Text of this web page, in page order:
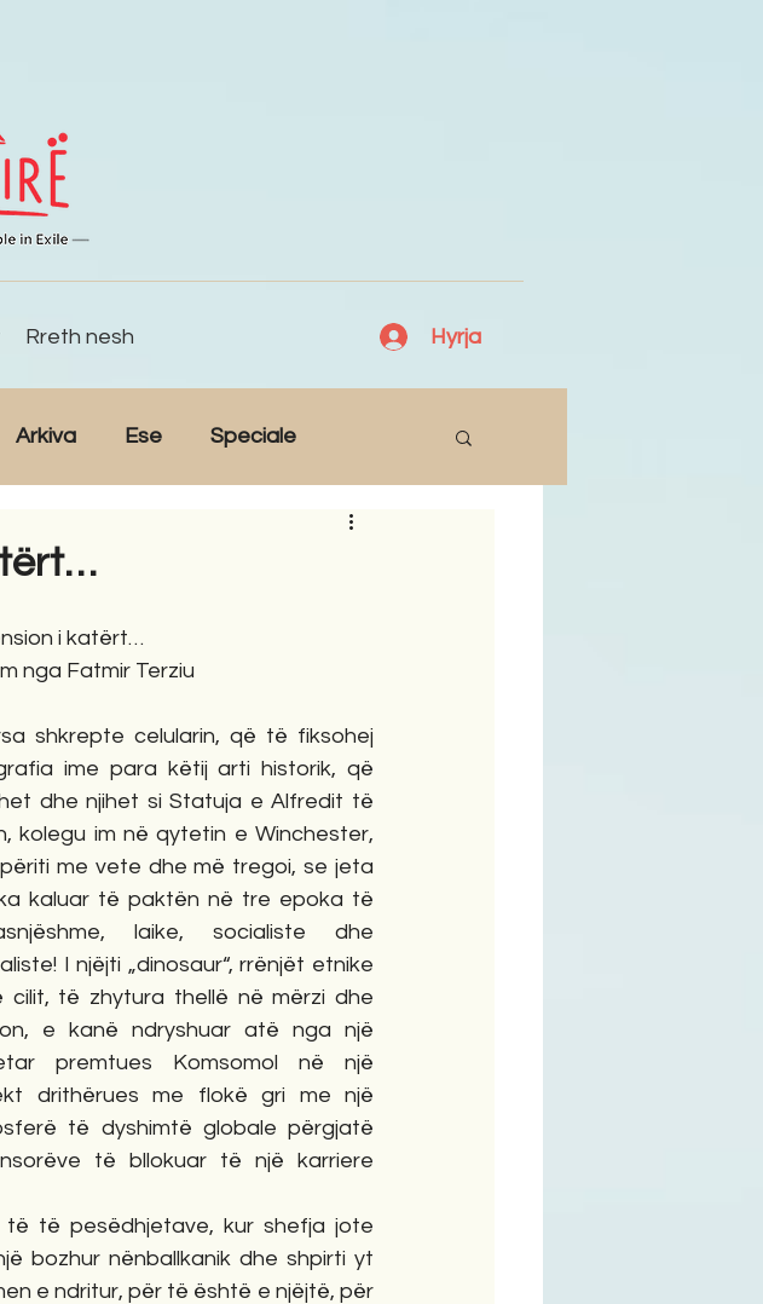
Rreth nesh Hyrja
Arkiva Ese Speciale
Englishi katërt…
nga Fatmir Terziu
shkrepte celularin, që të fiksohej
ime para këtij arti historik, që
dhe njihet si Statuja e Alfredit të
kolegu im në qytetin e Winchester,
me vete dhe më tregoi, se jeta
kaluar të paktën në tre epoka të
laike, socialiste dhe
I njëjti „dinosaur“, rrënjët etnike
cilit, të zhytura thellë në mërzi dhe
e kanë ndryshuar atë nga një
premtues Komsomol në një
drithërues me flokë gri me një
të dyshimtë globale përgjatë
të bllokuar të një karriere
të pesëdhjetave, kur shefja jote
bozhur nënballkanik dhe shpirti yt
e ndritur, për të është e njëjtë, për